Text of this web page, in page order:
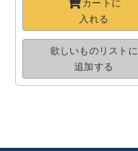
カートに
入れる
欲しいものリストに
追加する